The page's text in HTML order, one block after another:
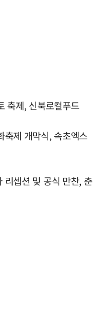
축제, 신북로컬푸드
제 개막식, 속초엑스
셉션 및 공식 만찬, 춘